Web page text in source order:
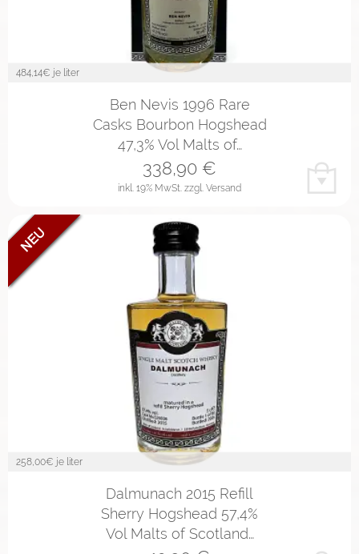
484,14€ je liter
Ben Nevis 1996 Rare
Casks Bourbon Hogshead
47,3% Vol Malts of…
inkl. 19% MwSt. zzgl. Versand
338,90 €
258,00€ je liter
Dalmunach 2015 Refill
Sherry Hogshead 57,4%
Vol Malts of Scotland…